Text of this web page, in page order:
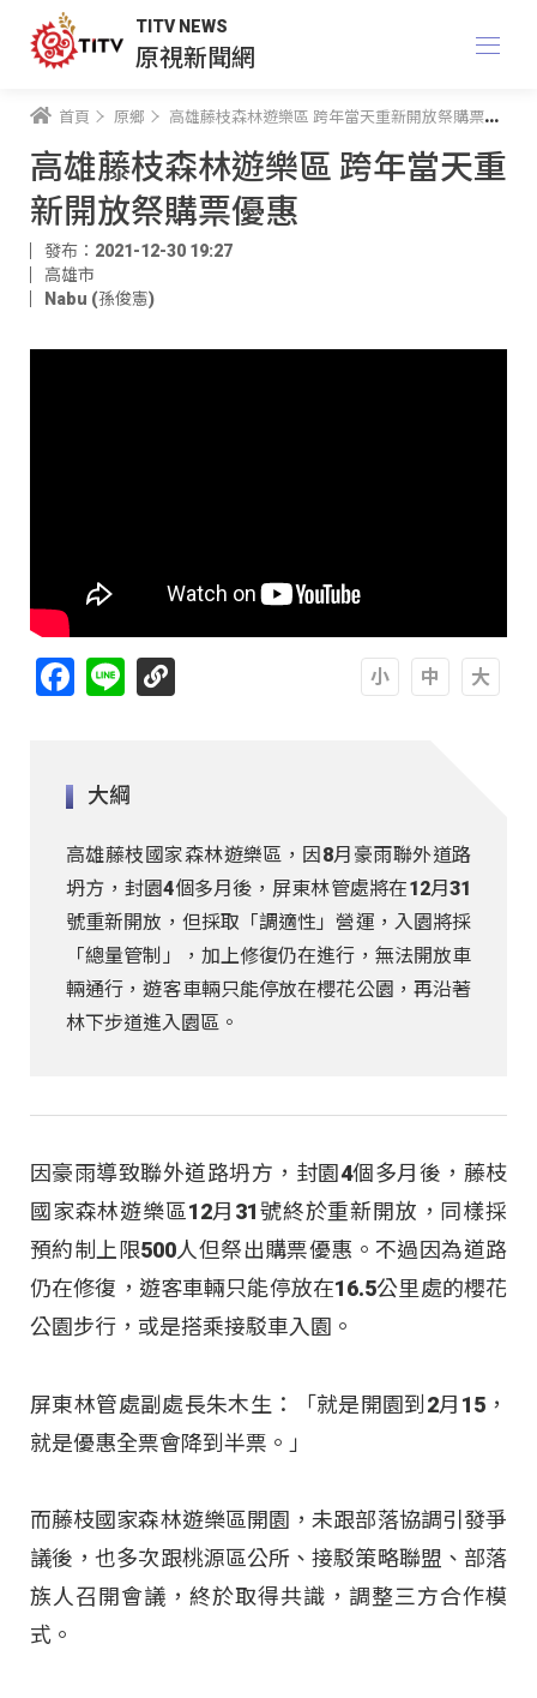
TITV NEWS
原視新聞網
首頁 原鄉 高雄藤枝森林遊樂區 跨年當天重新開放祭購票優惠
高雄藤枝森林遊樂區 跨年當天重
新開放祭購票優惠
發布：2021-12-30 19:27
高雄市
Nabu (孫俊憲)
Facebook
Line
大綱
高雄藤枝國家森林遊樂區，因8月豪雨聯外道路
坍方，封園4個多月後，屏東林管處將在12月31
號重新開放，但採取「調適性」營運，入園將採
「總量管制」，加上修復仍在進行，無法開放車
輛通行，遊客車輛只能停放在櫻花公園，再沿著
林下步道進入園區。
因豪雨導致聯外道路坍方，封園4個多月後，藤枝
國家森林遊樂區12月31號終於重新開放，同樣採
預約制上限500人但祭出購票優惠。不過因為道路
仍在修復，遊客車輛只能停放在16.5公里處的櫻花
公園步行，或是搭乘接駁車入園。
屏東林管處副處長朱木生：「就是開園到2月15，
就是優惠全票會降到半票。」
而藤枝國家森林遊樂區開園，未跟部落協調引發爭
議後，也多次跟桃源區公所、接駁策略聯盟、部落
族人召開會議，終於取得共識，調整三方合作模
式。